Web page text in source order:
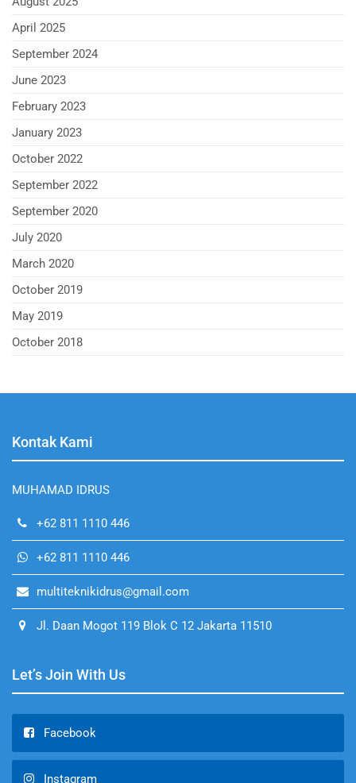
April 2025
September 2024
June 2023
February 2023
January 2023
October 2022
September 2022
September 2020
July 2020
March 2020
October 2019
May 2019
October 2018
Kontak Kami
MUHAMAD IDRUS
+62 811 1110 446
+62 811 1110 446
multiteknikidrus@gmail.com
Jl. Daan Mogot 119 Blok C 12 Jakarta 11510
Let’s Join With Us
Facebook
Instagram